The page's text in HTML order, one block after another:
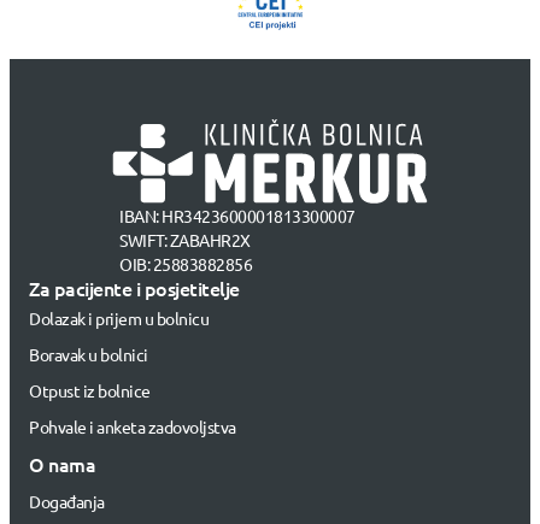
IBAN: HR3423600001813300007
SWIFT: ZABAHR2X
OIB: 25883882856
Za pacijente i posjetitelje
Dolazak i prijem u bolnicu
Boravak u bolnici
Otpust iz bolnice
Pohvale i anketa zadovoljstva
O nama
Događanja